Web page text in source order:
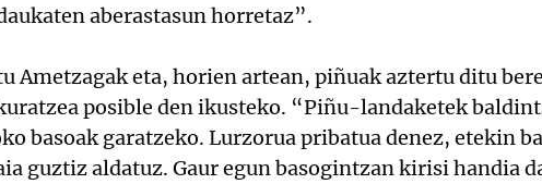
aberastasun horretaz”.
Ametzagak eta, horien artean, piñuak aztertu ditu
posible den ikusteko. “Piñu-landaketek
basoak garatzeko. Lurzorua pribatua denez, etekin
guztiz aldatuz. Gaur egun basogintzan kirisi handia